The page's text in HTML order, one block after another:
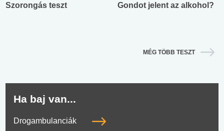
Szorongás teszt Gondot jelent az alkohol?
MÉG TÖBB TESZT
Ha baj van...
Drogambulanciák